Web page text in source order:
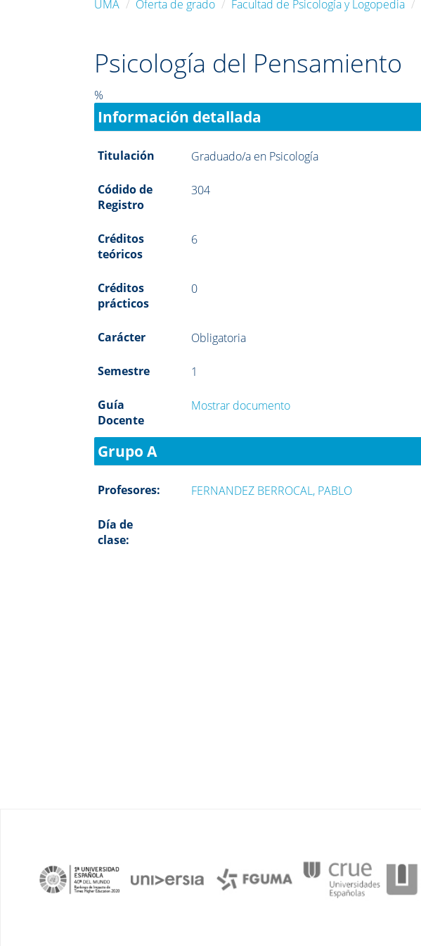
UMA Oferta de grado Facultad de Psicología y Logopedia
Psicología del Pensamiento
%
Información detallada
Titulación Graduado/a en Psicología
Códido de
Registro
304
Créditos
teóricos
6
Créditos
prácticos
0
Carácter Obligatoria
Semestre 1
Guía
Docente
Mostrar documento
Grupo A
Profesores: FERNANDEZ BERROCAL, PABLO
Día de
clase: